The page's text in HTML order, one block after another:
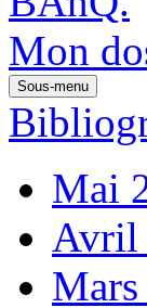
Mon
Sous-menu
Mai
Avril